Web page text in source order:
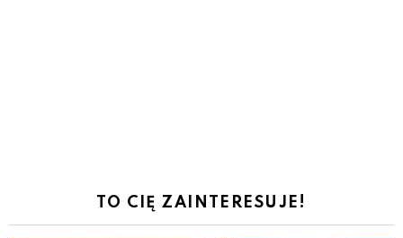
TO CIĘ ZAINTERESUJE!